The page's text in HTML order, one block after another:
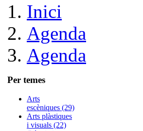
Inici
Agenda
Agenda
Per temes
Arts
escèniques (29)
Arts plàstiques
i visuals (22)